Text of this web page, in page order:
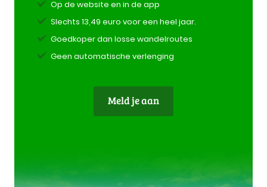
Op de website en in de app
Slechts 13,49 euro voor een heel jaar.
Goedkoper dan losse wandelroutes
Geen automatische verlenging
Meld je aan